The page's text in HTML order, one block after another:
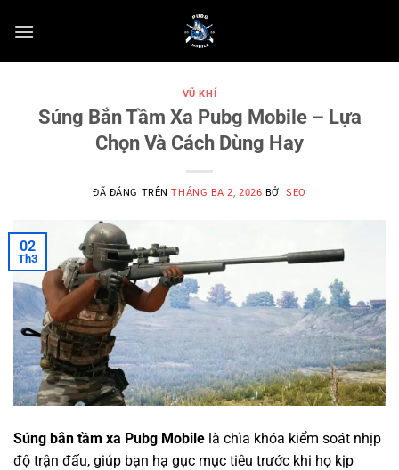
đến
VŨ KHÍ
Súng Bắn Tầm Xa Pubg Mobile – Lựa
Chọn Và Cách Dùng Hay
ĐÃ ĐĂNG TRÊNTHÁNG BA 2, 2026 BỞISEO
02
Th3
Súng bắn tầm xa Pubg Mobile là chìa khóa kiểm soát nhịp
độ trận đấu, giúp bạn hạ gục mục tiêu trước khi họ kịp